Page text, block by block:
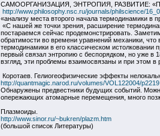
САМООРГАНИЗАЦИЯ, ЭНТРОПИЯ, РАЗВИТИЕ:
http://www.philosophy.nsc.ru/journals/philscience/
«анализу места второго начала термодинамики в
«С нашей же точки зрения, расширение
постараемся сейчас продемонстрировать.
обратимости во времени уравнений механики,
термодинамики в его классическом истолковании
первый связал энтропию с беспорядком, но уже в
взгляд, эти проблемы взаимосвязаны и при этом в
Коротаев. Гелиогеофизические эффекты
http://quantmagic.narod.ru/volumes/VOL122004/
Обнаружены предвестники будущих событий.
опережающих атомарные перемещения, много
Плазмоиды.
http://www.sinor.ru/~bukren/plazm.htm
(большой список Литературы)